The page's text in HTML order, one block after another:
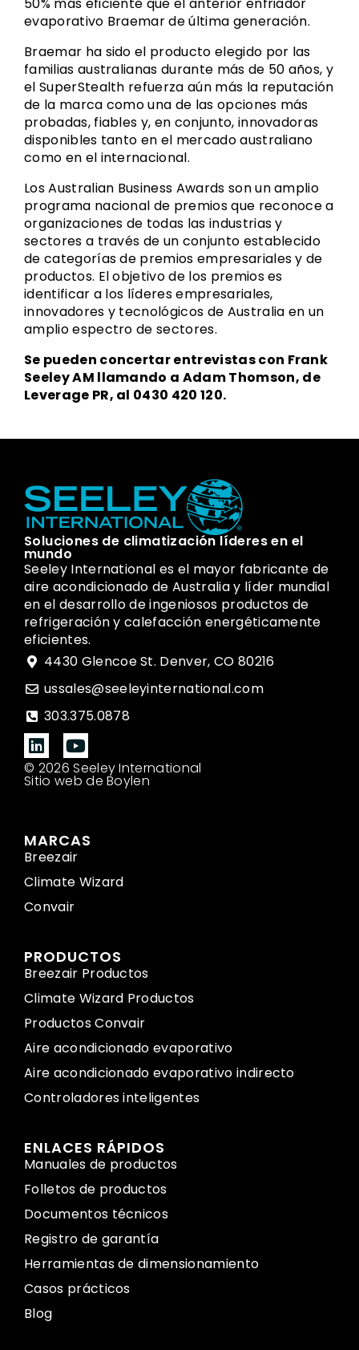
evaporativo Braemar de última generación.
Braemar ha sido el producto elegido por las
familias australianas durante más de 50 años, y
el SuperStealth refuerza aún más la reputación
de la marca como una de las opciones más
probadas, fiables y, en conjunto, innovadoras
disponibles tanto en el mercado australiano
como en el internacional.
Los Australian Business Awards son un amplio
programa nacional de premios que reconoce a
organizaciones de todas las industrias y
sectores a través de un conjunto establecido
de categorías de premios empresariales y de
productos. El objetivo de los premios es
identificar a los líderes empresariales,
innovadores y tecnológicos de Australia en un
amplio espectro de sectores.
Se pueden concertar entrevistas con Frank
Seeley AM llamando a Adam Thomson, de
Leverage PR, al 0430 420 120.
Soluciones de climatización líderes en el
mundo
Seeley International es el mayor fabricante de
aire acondicionado de Australia y líder mundial
en el desarrollo de ingeniosos productos de
refrigeración y calefacción energéticamente
eficientes.
4430 Glencoe St. Denver, CO 80216
ussales@seeleyinternational.com
303.375.0878
© 2026 Seeley International
Sitio web de Boylen
MARCAS
Breezair
Climate Wizard
Convair
PRODUCTOS
Breezair Productos
Climate Wizard Productos
Productos Convair
Aire acondicionado evaporativo
Aire acondicionado evaporativo indirecto
Controladores inteligentes
ENLACES RÁPIDOS
Manuales de productos
Folletos de productos
Documentos técnicos
Registro de garantía
Herramientas de dimensionamiento
Casos prácticos
Blog